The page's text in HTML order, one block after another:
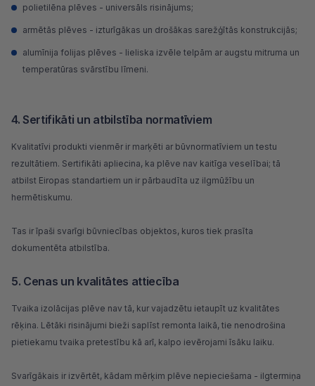
polietilēna plēves - universāls risinājums;
armētās plēves - izturīgākas un drošākas sarežģītās konstrukcijās;
alumīnija folijas plēves - lieliska izvēle telpām ar augstu mitruma un
temperatūras svārstību līmeni.
4. Sertifikāti un atbilstība normatīviem
Kvalitatīvi produkti vienmēr ir marķēti ar būvnormatīviem un testu
rezultātiem. Sertifikāti apliecina, ka plēve nav kaitīga veselībai; tā
atbilst Eiropas standartiem un ir pārbaudīta uz ilgmūžību un
hermētiskumu.
Tas ir īpaši svarīgi būvniecības objektos, kuros tiek prasīta
dokumentēta atbilstība.
5. Cenas un kvalitātes attiecība
Tvaika izolācijas plēve nav tā, kur vajadzētu ietaupīt uz kvalitātes
rēķina. Lētāki risinājumi bieži saplīst remonta laikā, tie nenodrošina
pietiekamu tvaika pretestību kā arī, kalpo ievērojami īsāku laiku.
Svarīgākais ir izvērtēt, kādam mērķim plēve nepieciešama - ilgtermiņa